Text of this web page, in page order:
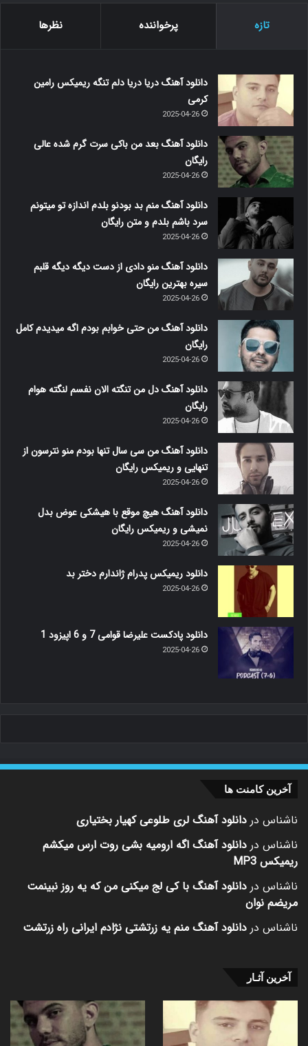
تازه پرخواننده نظرها
دانلود آهنگ دریا دریا دلم تنگه ریمیکس رامین
کرمی
2025-04-26
دانلود آهنگ بعد من باکی سرت گرم شده عالی
رایگان
2025-04-26
دانلود آهنگ منم بد بودنو بلدم اندازه تو میتونم
سرد باشم بلدم و متن رایگان
2025-04-26
دانلود آهنگ منو دادی از دست دیگه دیگه قلبم
سیره بهترین رایگان
2025-04-26
دانلود آهنگ من حتی خوابم بودم اگه میدیدم کامل
رایگان
2025-04-26
دانلود آهنگ دل من تنگته الان نفسم لنگته هوام
رایگان
2025-04-26
دانلود آهنگ من سی سال تنها بودم منو نترسون از
تنهایی و ریمیکس رایگان
2025-04-26
دانلود آهنگ هیچ موقع با هیشکی عوض بدل
نمیشی و ریمیکس رایگان
2025-04-26
دانلود ریمیکس پدرام ژاندارم دختر بد
2025-04-26
دانلود پادکست علیرضا قوامی 7 و 6 اپیزود 1
2025-04-26
آخرین کامنت ها
ناشناس در دانلود آهنگ لری طلوعی کهیار بختیاری
ناشناس در دانلود آهنگ اگه ارومیه بشی روت ارس میکشم
ریمیکس MP3
ناشناس در دانلود آهنگ با کی لج میکنی من که یه روز نبینمت
مریضم نوان
ناشناس در دانلود آهنگ منم یه زرتشتی نژادم ایرانی راه زرتشت
آخرین آثـار